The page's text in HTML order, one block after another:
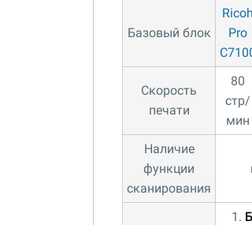
Базовый блок
Ricoh
Pro
Скорость
печати
80
стр/
мин
Наличие
функции
сканирования